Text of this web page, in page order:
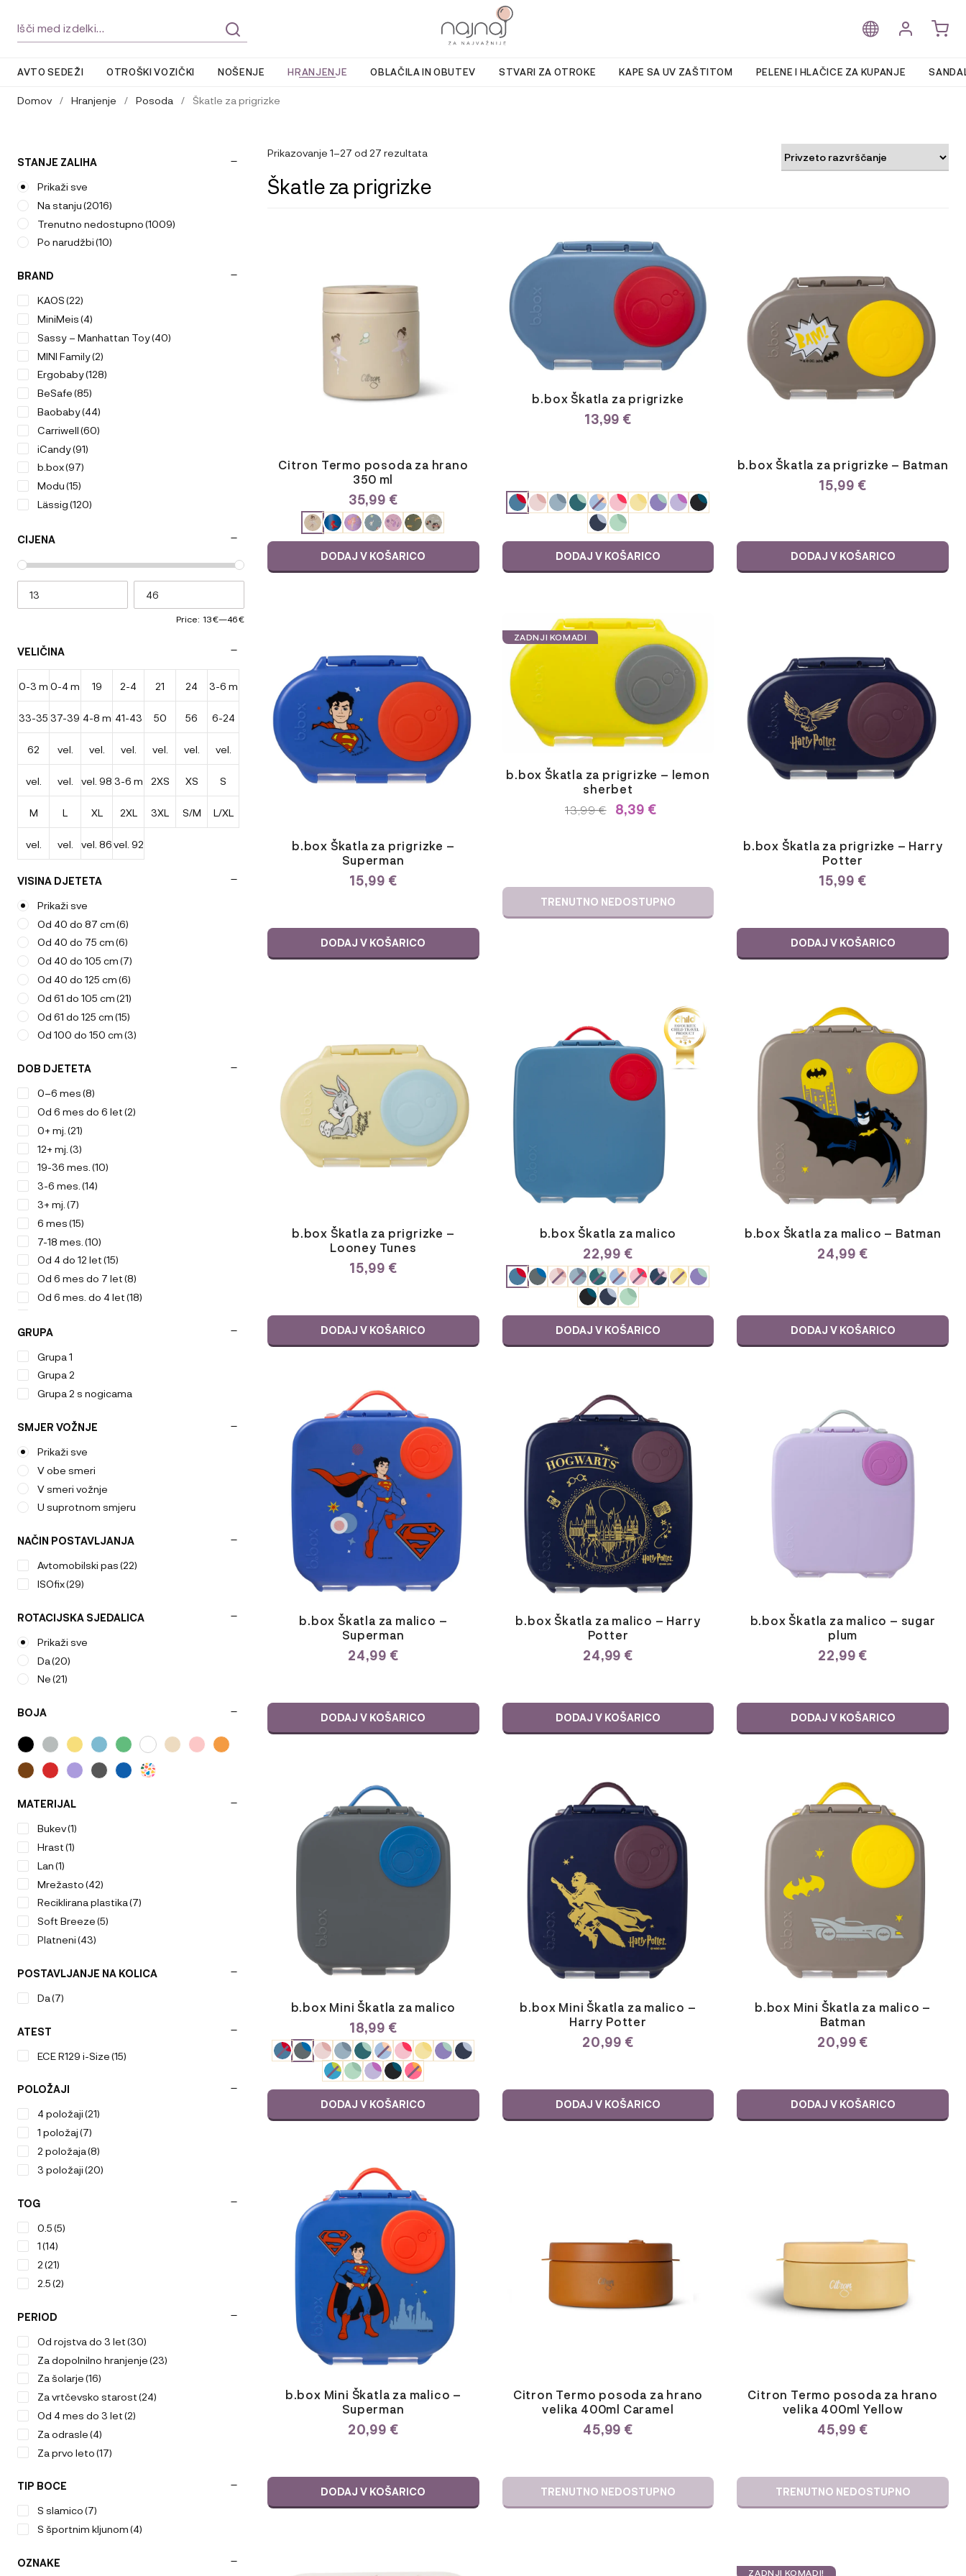
AVTO SEDEŽI OTROŠKI VOZIČKI NOŠENJE HRANJENJE OBLAČILA IN OBUTEV STVARI ZA OTROKE KAPE SA UV ZAŠTITOM PELENE I HLAČICE ZA KUPANJE
to
to
Domov / Hranjenje / Posoda / Škatle za prigrizke
Prikazovanje 1–27 od 27 rezultata
Škatle za prigrizke
Citron Termo posoda za hrano
350 ml
35,99 €
ODABERITE
VARIJACIJU
DODAJ V KOŠARICO
b.box Škatla za prigrizke
13,99 €
več
različic.
Možnosti
lahko
izberete
ODABERITE
VARIJACIJU
DODAJ V KOŠARICO
b.box Škatla za prigrizke – Batman
15,99 €
DODAJ V KOŠARICO
b.box Škatla za prigrizke –
Superman
15,99 €
DODAJ V KOŠARICO
b.box Škatla za prigrizke – lemon
sherbet
IZVIRNA
13,99€TRENUTNA
8,39 €
TRENUTNO NEDOSTUPNO
ZADNJI KOMADI
b.box Škatla za prigrizke – Harry
Potter
15,99 €
DODAJ V KOŠARICO
b.box Škatla za prigrizke –
Looney Tunes
15,99 €
DODAJ V KOŠARICO
b.box Škatla za malico
22,99 €
različic.
Možnosti
lahko
strani
izdelka
ODABERITE
VARIJACIJU
DODAJ V KOŠARICO
b.box Škatla za malico – Batman
24,99 €
DODAJ V KOŠARICO
b.box Škatla za malico –
Superman
24,99 €
DODAJ V KOŠARICO
b.box Škatla za malico – Harry
Potter
24,99 €
DODAJ V KOŠARICO
b.box Škatla za malico – sugar
plum
22,99 €
DODAJ V KOŠARICO
b.box Mini Škatla za malico
18,99 €
različic.
Možnosti
izdelka
ODABERITE
VARIJACIJU
DODAJ V KOŠARICO
b.box Mini Škatla za malico –
Harry Potter
20,99 €
DODAJ V KOŠARICO
b.box Mini Škatla za malico –
Batman
20,99 €
DODAJ V KOŠARICO
b.box Mini Škatla za malico –
Superman
20,99 €
DODAJ V KOŠARICO
Citron Termo posoda za hrano
velika 400ml Caramel
45,99 €
TRENUTNO NEDOSTUPNO
Citron Termo posoda za hrano
velika 400ml Yellow
45,99 €
TRENUTNO NEDOSTUPNO
ZADNJI KOMADI!
STANJE ZALIHA
Prikaži sve
Na stanju(2016)
Trenutno nedostupno(1009)
Po narudžbi(10)
BRAND
KAOS(22)
MiniMeis(4)
Sassy – Manhattan Toy(40)
MINI Family(2)
Ergobaby(128)
BeSafe(85)
Baobaby(44)
Carriwell(60)
iCandy(91)
b.box(97)
Modu(15)
Lässig(120)
Citron
V-COMB(2)
Sleepytroll
AeroMoov
AeroSleep(34)
CIJENA
Price: 13 €—46 €
VELIČINA
0-3 m 0-4 m 19 2-4
leta
21 24 3-6 m
33-35
cm
37-39
cm
4-8 m 41-43
cm
50 56 6-24
m
62 vel.
44-50
vel.
50-56
vel.
56-62
vel.
62/68
vel.
68/74
vel.
74/80
vel.
80/86
vel.
86/92
vel. 98 3-6 m 2XS XS S
M L XL 2XL 3XL S/M L/XL
vel.
62/68
vel.
74/80
vel. 86vel. 92
VISINA DJETETA
Prikaži sve
Od 40 do 87 cm(6)
Od 40 do 75 cm(6)
Od 40 do 105 cm(7)
Od 40 do 125 cm(6)
Od 61 do 105 cm(21)
Od 61 do 125 cm(15)
Od 100 do 150 cm(3)
DOB DJETETA
0–6 mes(8)
Od 6 mes do 6 let(2)
0+ mj. (21)
12+ mj. (3)
19-36 mes. (10)
3-6 mes. (14)
3+ mj. (7)
6 mes(15)
7-18 mes. (10)
Od 4 do 12 let(15)
Od 6 mes do 7 let(8)
Od 6 mes. do 4 let(18)
Od rojstva do 4. leta
Od rojstva do 6 leta
GRUPA
Grupa 1
Grupa 2
Grupa 2 s nogicama
SMJER VOŽNJE
Prikaži sve
V obe smeri
V smeri vožnje
U suprotnom smjeru
NAČIN POSTAVLJANJA
Avtomobilski pas(22)
ISOfix(29)
ROTACIJSKA SJEDALICA
Prikaži sve
Da(20)
Ne(21)
BOJA
MATERIJAL
Bukev(1)
Hrast(1)
Lan(1)
Mrežasto(42)
Reciklirana plastika(7)
Soft Breeze(5)
Platneni(43)
POSTAVLJANJE NA KOLICA
Da(7)
ATEST
ECE R129 i-Size(15)
POLOŽAJI
4 položaji(21)
1 položaj(7)
2 položaja(8)
3 položaji(20)
TOG
0.5(5)
1(14)
2(21)
2.5(2)
PERIOD
Od rojstva do 3 let(30)
Za dopolnilno hranjenje(23)
Za šolarje(16)
Za vrtčevsko starost(24)
Od 4 mes do 3 let(2)
Za odrasle(4)
Za prvo leto(17)
TIP BOCE
S slamico(7)
S športnim kljunom(4)
OZNAKE